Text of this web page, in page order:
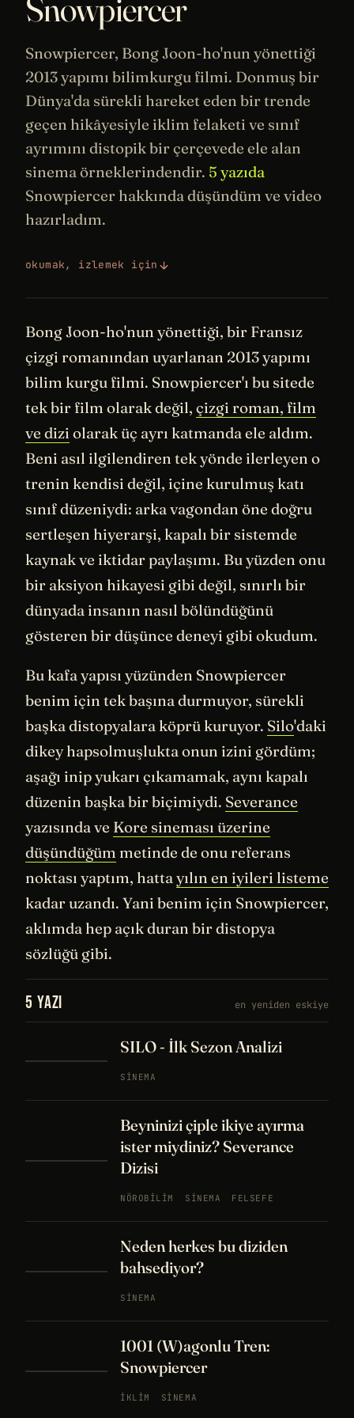
Snowpiercer
Snowpiercer, Bong Joon-ho'nun yönettiği
2013 yapımı bilimkurgu filmi. Donmuş bir
Dünya'da sürekli hareket eden bir trende
geçen hikâyesiyle iklim felaketi ve sınıf
ayrımını distopik bir çerçevede ele alan
sinemaörneklerindendir. 5 yazıda
Snowpiercer hakkında düşündüm ve video
hazırladım.
okumak, izlemek için
Bong Joon-ho'nun yönettiği, bir Fransız
çizgi romanından uyarlanan 2013 yapımı
bilim kurgu filmi. Snowpiercer'ı bu sitede
tek bir film olarak değil, çizgi roman, film
ve dizi olarak üç ayrı katmanda ele aldım.
Beni asıl ilgilendiren tek yönde ilerleyen o
trenin kendisi değil, içine kurulmuş katı
sınıf düzeniydi: arka vagondan öne doğru
sertleşen hiyerarşi, kapalı bir sistemde
kaynak ve iktidar paylaşımı. Bu yüzden onu
bir aksiyon hikayesi gibi değil, sınırlı bir
dünyada insanın nasıl bölündüğünü
gösteren bir düşünce deneyi gibi okudum.
Bu kafa yapısı yüzünden Snowpiercer
benim için tek başına durmuyor, sürekli
başka distopyalara köprü kuruyor. Silo'daki
dikey hapsolmuşlukta onun izini gördüm;
aşağı inip yukarı çıkamamak, aynı kapalı
düzenin başka bir biçimiydi. Severance
yazısında ve Kore sineması üzerine
düşündüğüm metinde de onu referans
noktası yaptım, hattayılın en iyileri listeme
kadar uzandı. Yani benim için Snowpiercer,
aklımda hep açık duran bir distopya
sözlüğü gibi.
5 YAZI en yeniden eskiye
SILO - İlk Sezon Analizi
SINEMA
Beyninizi çiple ikiye ayırma
ister miydiniz? Severance
Dizisi
NÖROBILIM SINEMA FELSEFE
Neden herkes bu diziden
bahsediyor?
SINEMA
1001 (W)agonlu Tren:
Snowpiercer
İKLIM SINEMA